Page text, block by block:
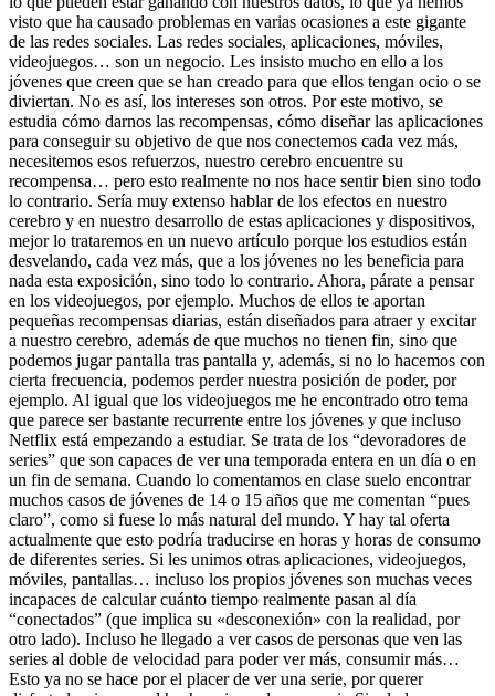
visto que ha causado problemas en varias ocasiones a este gigante
de las redes sociales. Las redes sociales, aplicaciones, móviles,
videojuegos… son un negocio. Les insisto mucho en ello a los
jóvenes que creen que se han creado para que ellos tengan ocio o se
diviertan. No es así, los intereses son otros. Por este motivo, se
estudia cómo darnos las recompensas, cómo diseñar las aplicaciones
para conseguir su objetivo de que nos conectemos cada vez más,
necesitemos esos refuerzos, nuestro cerebro encuentre su
recompensa… pero esto realmente no nos hace sentir bien sino todo
lo contrario. Sería muy extenso hablar de los efectos en nuestro
cerebro y en nuestro desarrollo de estas aplicaciones y dispositivos,
mejor lo trataremos en un nuevo artículo porque los estudios están
desvelando, cada vez más, que a los jóvenes no les beneficia para
nada esta exposición, sino todo lo contrario. Ahora, párate a pensar
en los videojuegos, por ejemplo. Muchos de ellos te aportan
pequeñas recompensas diarias, están diseñados para atraer y excitar
a nuestro cerebro, además de que muchos no tienen fin, sino que
podemos jugar pantalla tras pantalla y, además, si no lo hacemos con
cierta frecuencia, podemos perder nuestra posición de poder, por
ejemplo. Al igual que los videojuegos me he encontrado otro tema
que parece ser bastante recurrente entre los jóvenes y que incluso
Netflix está empezando a estudiar. Se trata de los “devoradores de
series” que son capaces de ver una temporada entera en un día o en
un fin de semana. Cuando lo comentamos en clase suelo encontrar
muchos casos de jóvenes de 14 o 15 años que me comentan “pues
claro”, como si fuese lo más natural del mundo. Y hay tal oferta
actualmente que esto podría traducirse en horas y horas de consumo
de diferentes series. Si les unimos otras aplicaciones, videojuegos,
móviles, pantallas… incluso los propios jóvenes son muchas veces
incapaces de calcular cuánto tiempo realmente pasan al día
“conectados” (que implica su «desconexión» con la realidad, por
otro lado). Incluso he llegado a ver casos de personas que ven las
series al doble de velocidad para poder ver más, consumir más…
Esto ya no se hace por el placer de ver una serie, por querer